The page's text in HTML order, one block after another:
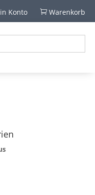
Konto  Warenkorb